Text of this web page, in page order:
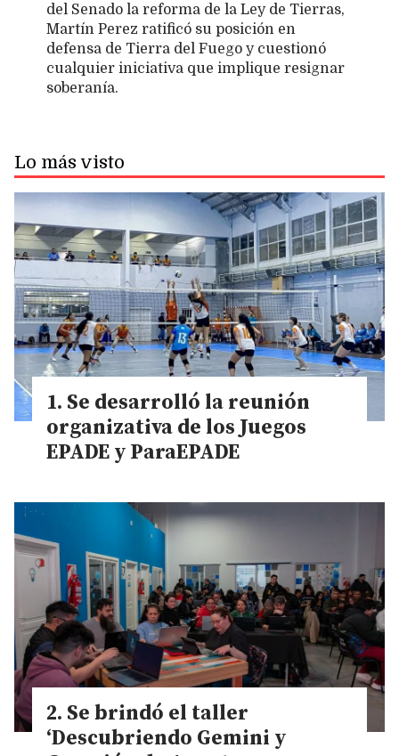
del Senado la reforma de la Ley de Tierras,
Martín Perez ratificó su posición en
defensa de Tierra del Fuego y cuestionó
cualquier iniciativa que implique resignar
soberanía.
Lo más visto
Se desarrolló la reunión
organizativa de los Juegos
EPADE y ParaEPADE
Se brindó el taller
‘Descubriendo Gemini y